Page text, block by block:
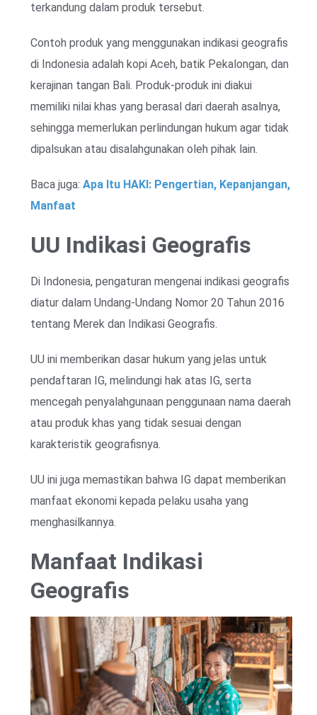
terkandung dalam produk tersebut.
Contoh produk yang menggunakan indikasi geografis
di Indonesia adalah kopi Aceh, batik Pekalongan, dan
kerajinan tangan Bali. Produk-produk ini diakui
memiliki nilai khas yang berasal dari daerah asalnya,
sehingga memerlukan perlindungan hukum agar tidak
dipalsukan atau disalahgunakan oleh pihak lain.
Baca juga: Apa Itu HAKI: Pengertian, Kepanjangan,
Manfaat
UU Indikasi Geografis
Di Indonesia, pengaturan mengenai indikasi geografis
diatur dalam Undang-Undang Nomor 20 Tahun 2016
tentang Merek dan Indikasi Geografis.
UU ini memberikan dasar hukum yang jelas untuk
pendaftaran IG, melindungi hak atas IG, serta
mencegah penyalahgunaan penggunaan nama daerah
atau produk khas yang tidak sesuai dengan
karakteristik geografisnya.
UU ini juga memastikan bahwa IG dapat memberikan
manfaat ekonomi kepada pelaku usaha yang
menghasilkannya.
Manfaat Indikasi
Geografis